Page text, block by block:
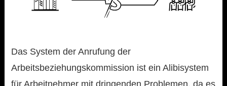
Das System der Anrufung der
Arbeitsbeziehungskommission ist ein Alibisystem
für Arbeitnehmer mit dringenden Problemen, da es